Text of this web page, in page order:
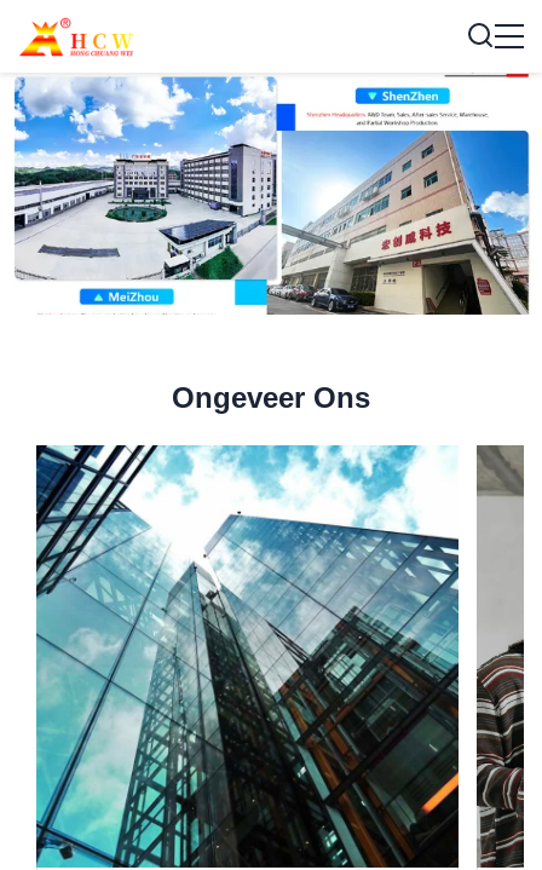
Ongeveer Ons